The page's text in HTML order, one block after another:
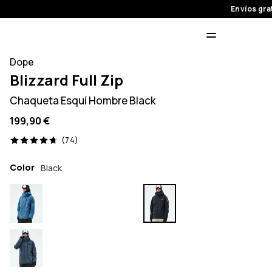
Envíos
Dope
Blizzard Full Zip
Chaqueta Esquí Hombre Black
199,90 €
(74)
74 opiniones, 4.7/5
Color Black